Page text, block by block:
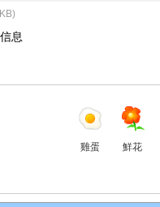
息
雞蛋 鮮花